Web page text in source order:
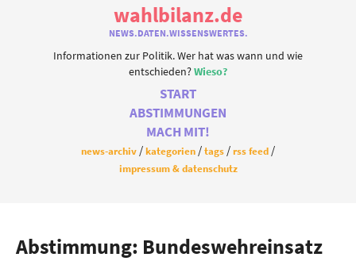
wahlbilanz.de
NEWS.DATEN.WISSENSWERTES.
Informationen zur Politik. Wer hat was wann und wie
entschieden?Wieso?
START
ABSTIMMUNGEN
MACH MIT!
news-archiv kategorien tags
rss feed
impressum & datenschutz
Abstimmung: Bundeswehreinsatz